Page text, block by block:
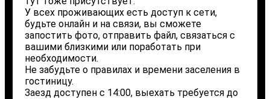
У всех проживающих есть доступ к сети,
будьте онлайн и на связи, вы сможете
запостить фото, отправить файл, связаться с
вашими близкими или поработать при
необходимости.
Не забудьте о правилах и времени заселения в
гостиницу.
Заезд доступен с 14:00, выехать требуется до